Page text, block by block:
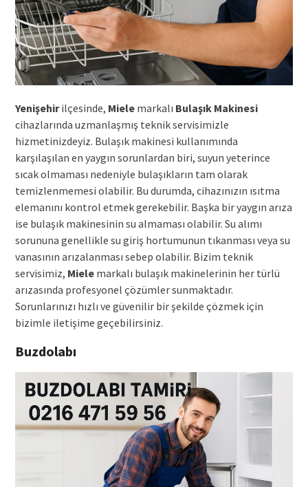
Yenişehirilçesinde, Mielemarkalı Bulaşık Makinesi
cihazlarında uzmanlaşmış teknik servisimizle
hizmetinizdeyiz. Bulaşık makinesi kullanımında
karşılaşılan en yaygın sorunlardan biri, suyun yeterince
sıcak olmaması nedeniyle bulaşıkların tam olarak
temizlenmemesi olabilir. Bu durumda, cihazınızın ısıtma
elemanını kontrol etmek gerekebilir. Başka bir yaygın arıza
ise bulaşık makinesinin su almaması olabilir. Su alımı
sorununa genellikle su giriş hortumunun tıkanması veya su
vanasının arızalanması sebep olabilir. Bizim teknik
servisimiz, Mielemarkalı bulaşık makinelerinin her türlü
arızasında profesyonel çözümler sunmaktadır.
Sorunlarınızı hızlı ve güvenilir bir şekilde çözmek için
bizimle iletişime geçebilirsiniz.
Buzdolabı